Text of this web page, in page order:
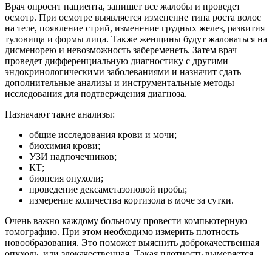
Врач опросит пациента, запишет все жалобы и проведет
осмотр. При осмотре выявляется изменение типа роста волос
на теле, появление стрий, изменение грудных желез, развития
туловища и формы лица. Также женщины будут жаловаться на
дисменорею и невозможность забеременеть. Затем врач
проведет дифференциальную диагностику с другими
эндокринологическими заболеваниями и назначит сдать
дополнительные анализы и инструментальные методы
исследования для подтверждения диагноза.
Назначают такие анализы:
общие исследования крови и мочи;
биохимия крови;
УЗИ надпочечников;
КТ;
биопсия опухоли;
проведение дексаметазоновой пробы;
измерение количества кортизола в моче за сутки.
Очень важно каждому больному провести компьютерную
томографию. При этом необходимо измерить плотность
новообразования. Это поможет выяснить доброкачественная